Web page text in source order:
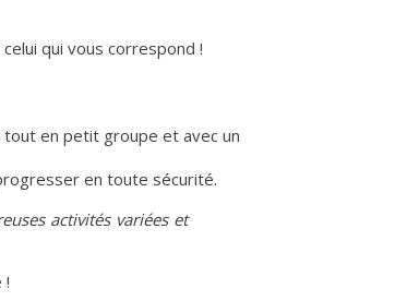
qui vous correspond !
en petit groupe et avec un
en toute sécurité.
activités variées et
!